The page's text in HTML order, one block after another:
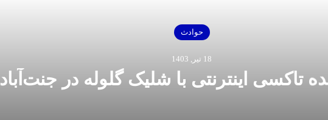
حوادث
18 تیر, 1403
تاکسی اینترنتی با شلیک گلوله در جنت‌آباد